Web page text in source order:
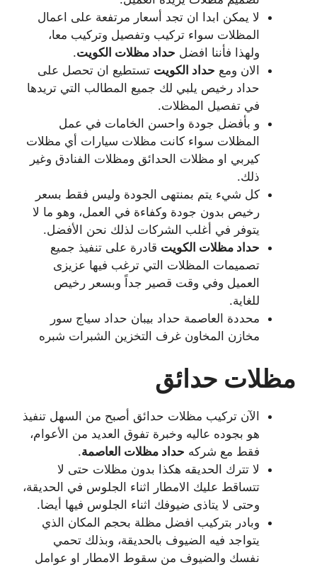
لا يمكن ابدا ان تجد أسعار مرتفعة على اعمال
المظلات سواء تركيب وتفصيل وتركيب معا،
ولهذا فأننا افضل حداد مظلات الكويت.
الان ومع حداد الكويت تستطيع ان تحصل على
حداد رخيص يلبي لك جميع المطالب التي تريدها
في تفصيل المظلات.
و بأفضل جودة واحسن الخامات في عمل
المظلات سواء كانت مظلات سيارات أي مظلات
كيربي او مظلات الحدائق ومظلات الفنادق وغير
ذلك.
كل شيء يتم بمنتهى الجودة وليس فقط بسعر
رخيص بدون جودة وكفاءة في العمل، وهو ما لا
يتوفر في أغلب الشركات لذلك نحن الأفضل.
حداد مظلات الكويت قادرة على تنفيذ جميع
تصميمات المظلات التي ترغب فيها عزيزى
العميل وفي وقت قصير جداً وبسعر رخيص
للغاية.
محددة العاصمة حداد بيبان حداد سياج سور
مخازن المخاون غرف التخزين الشبرات شبره
مظلات حدائق
الآن تركيب مظلات حدائق أصبح من السهل تنفيذ
هو بجوده عاليه وخبرة تفوق العديد من الأعوام،
فقط مع شركه حداد مظلات العاصمة.
لا تترك الحديقه هكذا بدون مظلات حتى لا
تتساقط عليك الامطار اثناء الجلوس في الحديقة،
وحتى لا يتاذى ضيوفك اثناء الجلوس فيها أيضا.
وبادر بتركيب افضل مظلة بحجم المكان الذي
يتواجد فيه الضيوف بالحديقة، وبذلك تحمي
نفسك والضيوف من سقوط الامطار او عوامل